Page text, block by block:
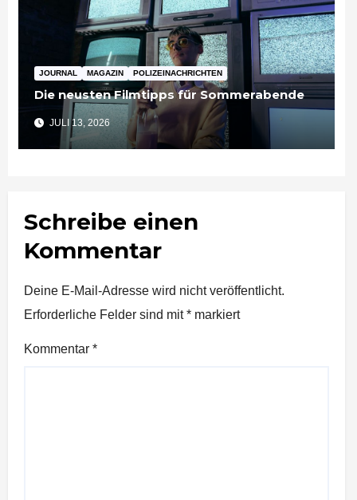
JOURNAL MAGAZIN POLIZEINACHRICHTEN
Die neusten Filmtipps für Sommerabende
JULI 13, 2026
Schreibe einen
Kommentar
Deine E-Mail-Adresse wird nicht veröffentlicht.
Erforderliche Felder sind mit* markiert
Kommentar *